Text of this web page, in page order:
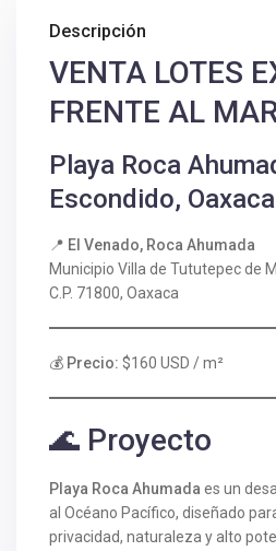
Descripción
VENTA LOTES
FRENTE AL
Playa Roca
Escondido, Oaxaca
📍 El Venado, Roca Ahumada
Municipio Villa de Tututepec de
C.P. 71800, Oaxaca
💰 Precio: $160 USD / m²
🌊 Proyecto
Playa Roca Ahumada es un
al Océano Pacífico, diseñado
privacidad, naturaleza y alto